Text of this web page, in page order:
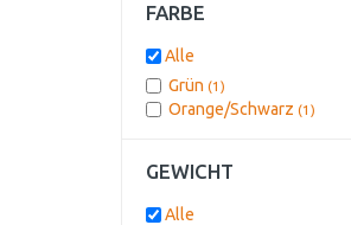
FARBE
Alle
Grün (1)
Orange/Schwarz (1)
GEWICHT
Alle